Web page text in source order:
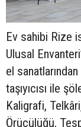
Ev sahibi Rize
Ulusal
el
taşıyıcısı ile
Kaligrafi,
Örücülüğü,